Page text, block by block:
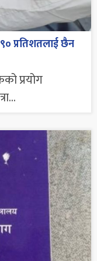
प्रतिशतलाई छैन
प्रयोग